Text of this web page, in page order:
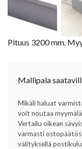
Pituus 3200 mm.
Mallipala
Mikäli haluat
voit noutaa
Vertailu oikean
varmasti
välityksellä